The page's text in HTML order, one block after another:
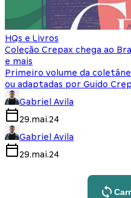
HQs e Livros
Coleção Crepax chega ao
e mais
Primeiro volume da
ou adaptadas por Guido
Gabriel Avila
29.mai.24
Gabriel Avila
29.mai.24